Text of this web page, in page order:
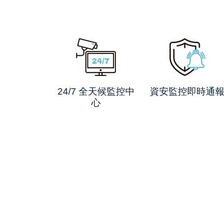
24/7 全天候監控中
心
資安監控即時通報